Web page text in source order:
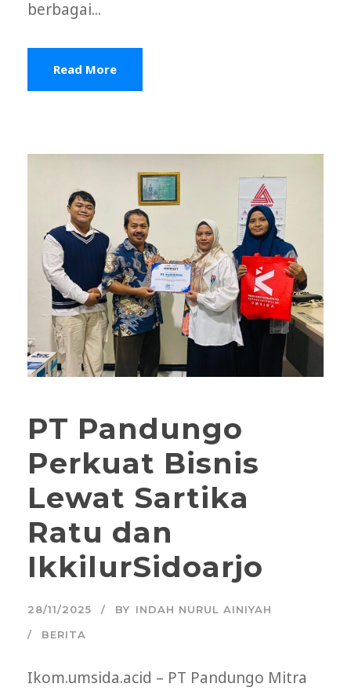
berbagai...
Read More
PT Pandungo
Perkuat Bisnis
Lewat Sartika
Ratu dan
IkkilurSidoarjo
28/11/2025 BY INDAH NURUL AINIYAH
BERITA
Ikom.umsida.acid – PT Pandungo Mitra